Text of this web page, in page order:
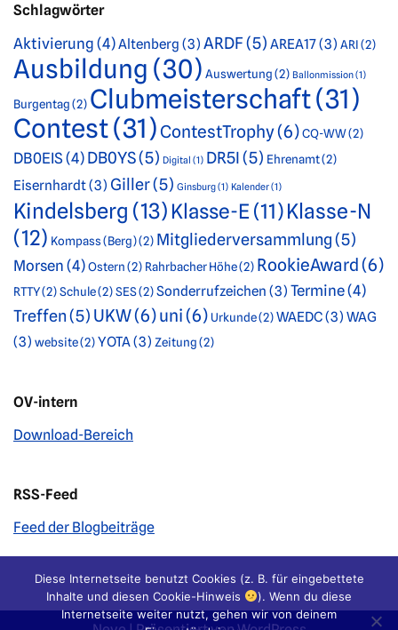
Schlagwörter
Aktivierung (4)Altenberg (3) ARDF(5) AREA17(3) ARI(2)
Ausbildung (30) Auswertung(2) Ballonmission(1)
Burgentag(2) Clubmeisterschaft(31)
Contest(31) ContestTrophy(6)CQ-WW(2)
DB0EIS (4) DB0YS(5) Digital (1) DR5I(5) Ehrenamt(2)
Eisernhardt(3) Giller(5) Ginsburg(1) Kalender(1)
Kindelsberg (13) Klasse-E (11)Klasse-N
(12) Kompass (Berg)(2) Mitgliederversammlung(5)
Morsen (4)Ostern(2) Rahrbacher Höhe(2) RookieAward (6)
RTTY(2)Schule(2)SES(2)Sonderrufzeichen (3) Termine(4)
Treffen(5) UKW(6)uni(6) Urkunde(2)WAEDC(3) WAG
(3) website(2)YOTA(3) Zeitung(2)
OV-intern
Download-Bereich
RSS-Feed
Feed der Blogbeiträge
Diese Internetseite benutzt Cookies (z. B. für eingebettete
Inhalte und diesen Cookie-Hinweis
). Wenn du diese
Internetseite weiter nutzt, gehen wir von deinem